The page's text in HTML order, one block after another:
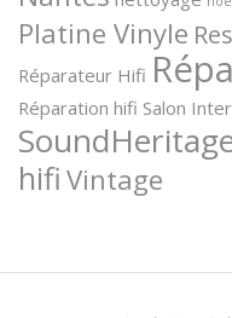
Platine Vinyle
Réparateur Hifi
Réparation hifi Salon
hifi Vintage